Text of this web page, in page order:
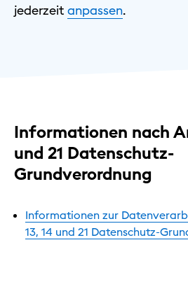
⁠jederzeit ⁠anpassen.
Informationen nach
und 21 Datenschutz-
Grundverordnung
Informationen zur
13, 14 und 21 Datenschutz-